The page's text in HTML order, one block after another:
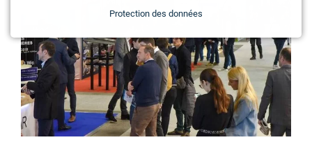
Protection des données